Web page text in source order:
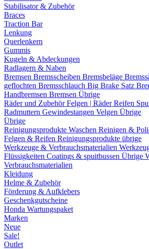
Stabilisator & Zubehör
Braces
Traction Bar
Lenkung
Querlenkern
Gummis
Kugeln & Abdeckungen
Radlagern & Naben
Bremsen Bremsscheiben Bremsbeläge
geflochten Bremsschlauch Big Brake Satz
Handbremsen Bremsen Übrige
Räder und ZubehörFelgen | RäderReifen
Radmuttern Gewindestangen Velgen Übrige
Übrige
Reinigungsprodukte Waschen Reinigen &
Felgen & Reifen Reinigungsprodukte übrige
Werkzeuge & Verbrauchsmaterialien
Flüssigkeiten Coatings & spuitbussen Übrige
Verbrauchsmaterialien
Kleidung
Helme & Zubehör
Förderung & Aufklebers
Geschenkgutscheine
Honda Wartungspaket
Marken
Neue
Sale!
Outlet